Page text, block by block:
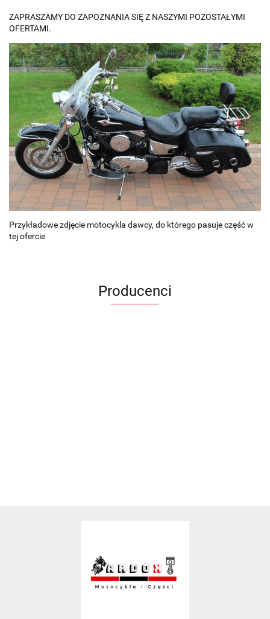
ZAPRASZAMY DO ZAPOZNANIA SIĘ Z NASZYMI POZOSTAŁYMI
OFERTAMI.
Przykładowe zdjęcie motocykla dawcy, do którego pasuje część w
tej ofercie
Producenci